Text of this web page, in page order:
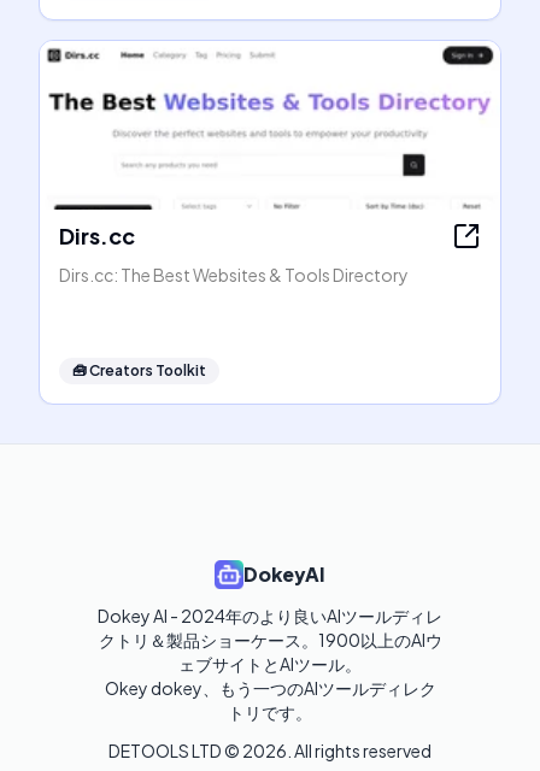
Dirs.cc
Dirs.cc: The Best Websites & Tools Directory
🧰Creators Toolkit
DokeyAI
Dokey AI - 2024年のより良いAIツールディレ
クトリ＆製品ショーケース。1900以上のAIウ
ェブサイトとAIツール。
Okey dokey、もう一つのAIツールディレク
トリです。
DETOOLS LTD © 2026 . All rights reserved